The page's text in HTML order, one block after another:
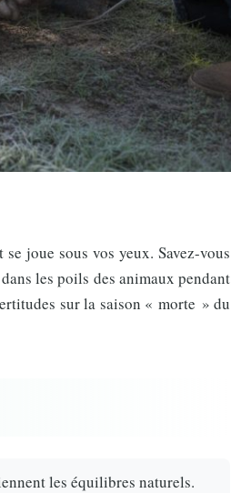
joue sous vos yeux. Savez-vous
les poils des animaux pendant
sur la saison « morte » du
les équilibres naturels.